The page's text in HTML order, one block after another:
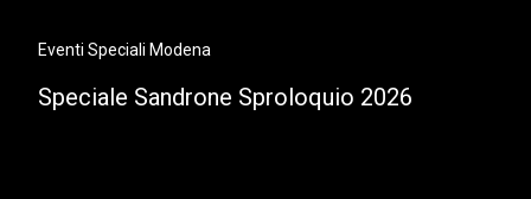
Eventi Speciali Modena
Speciale Sandrone Sproloquio 2026